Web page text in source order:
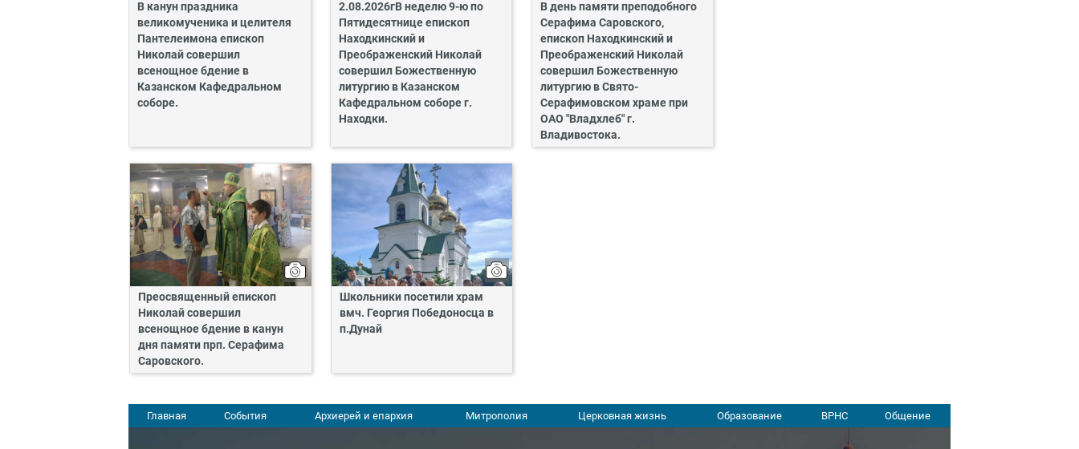
В канун праздника
великомученика и целителя
Пантелеимона епископ
Николай совершил
всенощное бдение в
Казанском Кафедральном
соборе.
2.08.2026гВ неделю 9-ю по
Пятидесятнице епископ
Находкинский и
Преображенский Николай
совершил Божественную
литургию в Казанском
Кафедральном соборе г.
Находки.
В день памяти преподобного
Серафима Саровского,
епископ Находкинский и
Преображенский Николай
совершил Божественную
литургию в Свято-
Серафимовском храме при
ОАО "Владхлеб" г.
Владивостока.
Преосвященный епископ
Николай совершил
всенощное бдение в канун
дня памяти прп. Серафима
Саровского.
Школьники посетили храм
вмч. Георгия Победоносца в
п.Дунай
Главная События Архиерей и епархия Митрополия Церковная жизнь Образование ВРНС Общение